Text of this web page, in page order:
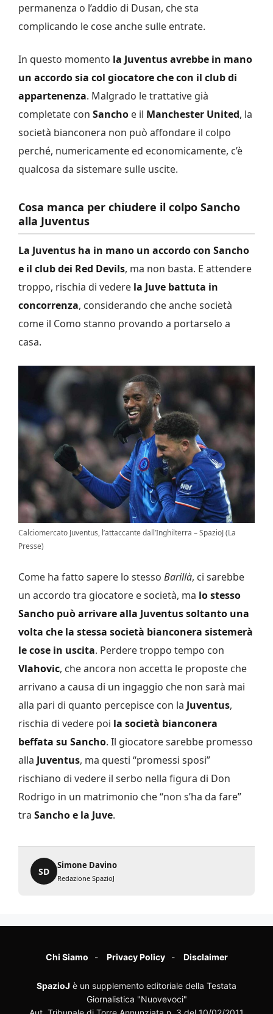
permanenza o l’addio di Dusan, che sta
complicando le cose anche sulle entrate.
In questo momento la Juventus avrebbe in mano
un accordo sia col giocatore che con il club di
appartenenza. Malgrado le trattative già
completate con Sancho e il Manchester United, la
società bianconera non può affondare il colpo
perché, numericamente ed economicamente, c’è
qualcosa da sistemare sulle uscite.
Cosa manca per chiudere il colpo Sancho
alla Juventus
La Juventus ha in mano un accordo con Sancho
e il club dei Red Devils, ma non basta. E attendere
troppo, rischia di vedere la Juve battuta in
concorrenza, considerando che anche società
come il Como stanno provando a portarselo a
casa.
Calciomercato Juventus, l’attaccante dall’Inghilterra – SpazioJ (La
Presse)
Come ha fatto sapere lo stesso Barillà, ci sarebbe
un accordo tra giocatore e società, ma lo stesso
Sancho può arrivare alla Juventus soltanto una
volta che la stessa società bianconera sistemerà
le cose in uscita. Perdere troppo tempo con
Vlahovic, che ancora non accetta le proposte che
arrivano a causa di un ingaggio che non sarà mai
alla pari di quanto percepisce con la Juventus,
rischia di vedere poi la società bianconera
beffata su Sancho. Il giocatore sarebbe promesso
alla Juventus, ma questi “promessi sposi”
rischiano di vedere il serbo nella figura di Don
Rodrigo in un matrimonio che “non s’ha da fare”
tra Sancho e la Juve.
SD
Simone Davino
Redazione SpazioJ
Chi Siamo Privacy Policy Disclaimer
SpazioJ è un supplemento editoriale della Testata
Giornalistica "Nuovevoci"